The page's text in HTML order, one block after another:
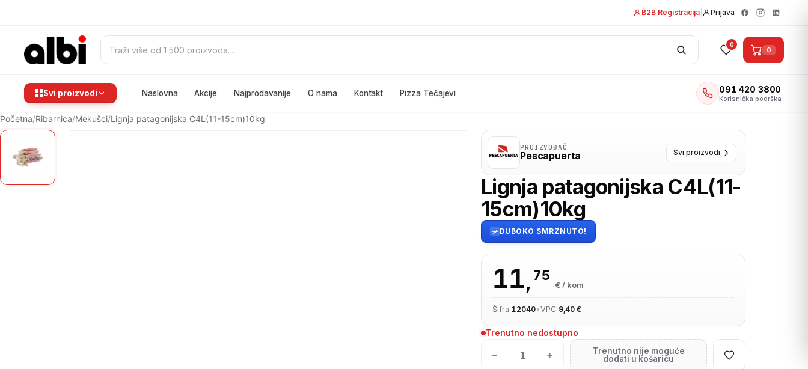
B2B Registracija Prijava
Pretraži: 0
0
Svi proizvodi Naslovna Akcije Najprodavanije O nama Kontakt Pizza Tečajevi 091 420 3800
Korisnička podrška
Početna/Ribarnica/Mekušci/Lignja patagonijska C4L(11-15cm)10kg
PROIZVOĐAČ
Pescapuerta Svi proizvodi
Lignja patagonijska C4L(11-
15cm)10kg
DUBOKO SMRZNUTO!
11, 75
€ / kom
Šifra 12040•VPC 9,40 €
Trenutno nedostupno
− +
Trenutno nije moguće
dodati u košaricu